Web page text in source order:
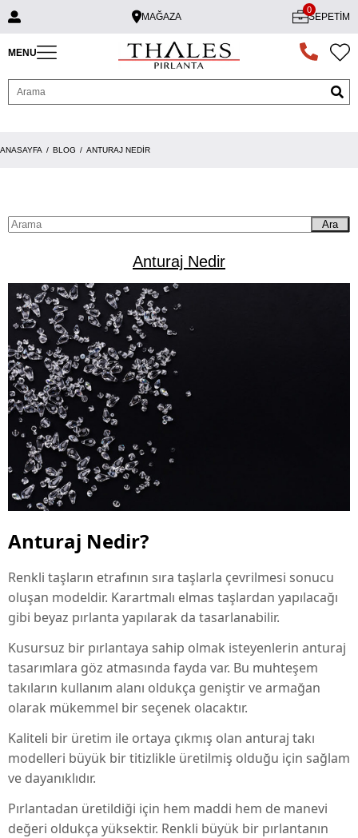
MAĞAZA SEPETIM
0
MENU
ANASAYFA BLOG ANTURAJ NEDIR
Ara
Anturaj Nedir
Anturaj Nedir?
Renkli taşların etrafının sıra taşlarla çevrilmesi sonucu
oluşan modeldir. Karartmalı elmas taşlardan yapılacağı
gibi beyaz pırlanta yapılarak da tasarlanabilir.
Kusursuz bir pırlantaya sahip olmak isteyenlerin anturaj
tasarımlara göz atmasında fayda var. Bu muhteşem
takıların kullanım alanı oldukça geniştir ve armağan
olarak mükemmel bir seçenek olacaktır.
Kaliteli bir üretim ile ortaya çıkmış olan anturaj takı
modelleri büyük bir titizlikle üretilmiş olduğu için sağlam
ve dayanıklıdır.
Pırlantadan üretildiği için hem maddi hem de manevi
değeri oldukça yüksektir. Renkli büyük bir pırlantanın